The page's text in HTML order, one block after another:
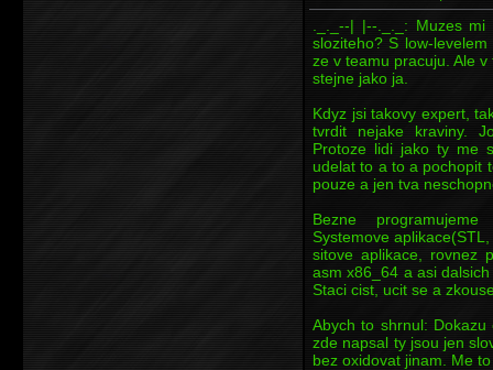
._._--| |--._._: Muzes
sloziteho? S low-
ze v teamu pracuju. Ale
stejne jako ja.
Kdyz jsi takovy expert,
tvrdit nejake kraviny.
Protoze lidi jako ty me
udelat to a to a pochopit
pouze a jen tva
Bezne
Systemove
sitove aplikace, rovnez
asm x86_64 a asi
Staci cist, ucit se a
Abych to shrnul:
zde napsal ty jsou jen
bez oxidovat jinam. Me